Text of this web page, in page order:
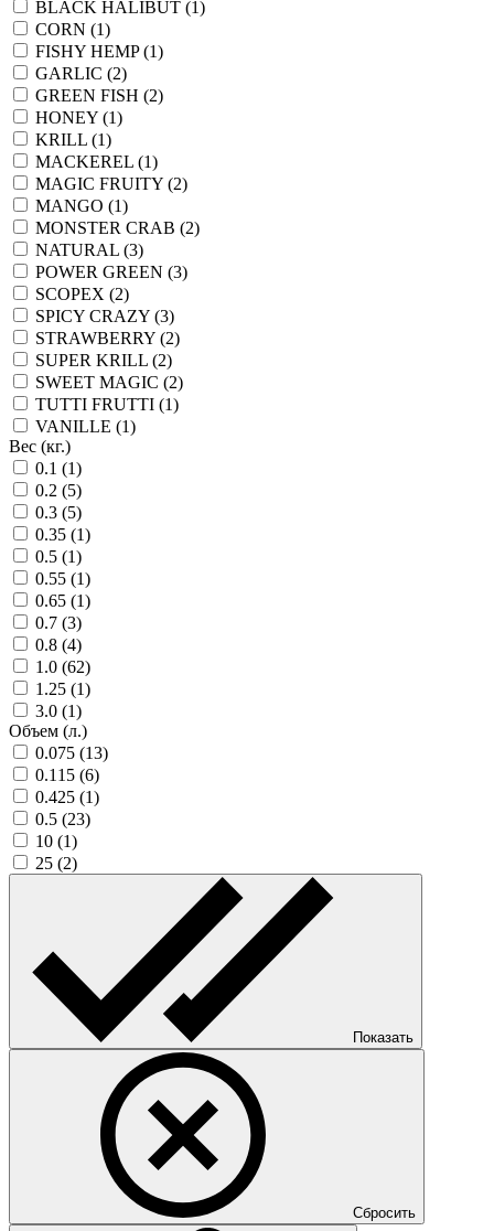
BLACK HALIBUT (1)
CORN (1)
FISHY HEMP (1)
GARLIC (2)
GREEN FISH (2)
HONEY (1)
KRILL (1)
MACKEREL (1)
MAGIC FRUITY (2)
MANGO (1)
MONSTER CRAB (2)
NATURAL (3)
POWER GREEN (3)
SCOPEX (2)
SPICY CRAZY (3)
STRAWBERRY (2)
SUPER KRILL (2)
SWEET MAGIC (2)
TUTTI FRUTTI (1)
VANILLE (1)
Вес (кг.)
0.1 (1)
0.2 (5)
0.3 (5)
0.35 (1)
0.5 (1)
0.55 (1)
0.65 (1)
0.7 (3)
0.8 (4)
1.0 (62)
1.25 (1)
3.0 (1)
Объем (л.)
0.075 (13)
0.115 (6)
0.425 (1)
0.5 (23)
10 (1)
25 (2)
Показать
Сбросить